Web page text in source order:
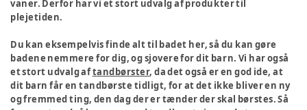
vaner. Derfor har vi et stort udvalg af produkter til
plejetiden.
Du kan eksempelvis finde alt til badet her, så du kan gøre
badene nemmere for dig, og sjovere for dit barn. Vi har også
et stort udvalg aftandbørster, da det også er en god ide, at
dit barn får en tandbørste tidligt, for at det ikke bliver en ny
og fremmed ting, den dag der er tænder der skal børstes. Så